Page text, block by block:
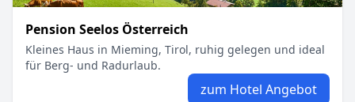
Pension Seelos Österreich
Kleines Haus in Mieming, Tirol, ruhig gelegen und ideal
für Berg- und Radurlaub.
zum Hotel Angebot